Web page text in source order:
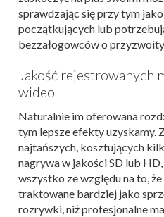
sprawdzając się przy tym
początkujących lub
bezzałogowców o
Jakość rejestrowanych
wideo
Naturalnie im oferowana
tym lepsze efekty uzyskamy.
najtańszych, kosztujących
nagrywa w jakości SD lub
wszystko ze względu na to,
traktowane bardziej jako
rozrywki, niż profesjonalne